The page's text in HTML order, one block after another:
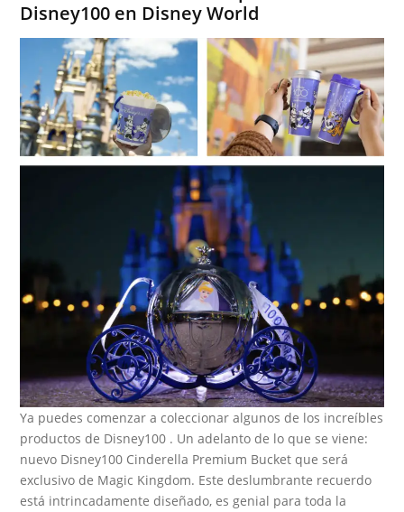
Disney100 en Disney World
Ya puedes comenzar a coleccionar algunos de los increíbles
productos de Disney100 . Un adelanto de lo que se viene:
nuevo Disney100 Cinderella Premium Bucket que será
exclusivo de Magic Kingdom. Este deslumbrante recuerdo
está intrincadamente diseñado, es genial para toda la